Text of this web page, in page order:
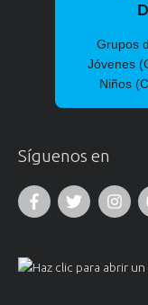
Grupos
Jóvenes
Niños
Síguenos en